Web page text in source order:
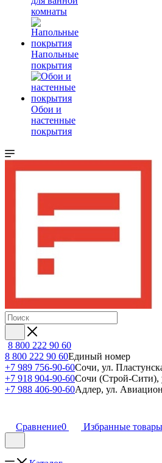
комнаты
Напольные
покрытия
Обои и
настенные
покрытия
8 800 222 90 60
8 800 222 90 60Единый номер
+7 989 756-90-60Сочи, ул.
+7 918 904-90-60Сочи (Строй-Сити),
+7 988 406-90-60Адлер, ул.
Сравнение0 Избранные товары